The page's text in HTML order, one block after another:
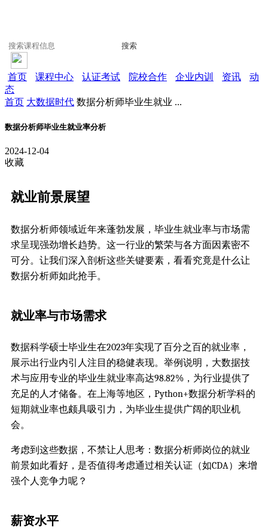
搜索
首页 课程中心 认证考试 院校合作 企业内训 资讯
动
态
首页 大数据时代 数据分析师毕业生就业 ...
数据分析师毕业生就业率分析
2024-12-04
收藏
就业前景展望
数据分析师领域近年来蓬勃发展，毕业生就业率与市场需
求呈现强劲增长趋势。这一行业的繁荣与各方面因素密不
可分。让我们深入剖析这些关键要素，看看究竟是什么让
数据分析师如此抢手。
就业率与市场需求
数据科学硕士毕业生在2023年实现了百分之百的就业率，
展示出行业内引人注目的稳健表现。举例说明，大数据技
术与应用专业的毕业生就业率高达98.82%，为行业提供了
充足的人才储备。在上海等地区，Python+数据分析学科的
短期就业率也颇具吸引力，为毕业生提供广阔的职业机
会。
考虑到这些数据，不禁让人思考：数据分析师岗位的就业
前景如此看好，是否值得考虑通过相关认证（如CDA）来增
强个人竞争力呢？
薪资水平